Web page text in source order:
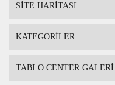
SİTE HARİTASI
KATEGORİLER
TABLO CENTER GALERİ